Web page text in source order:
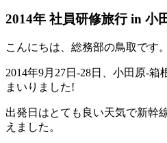
2014年 社員研修旅行 in 小
こんにちは、総務部の鳥取です。
2014年9月27日-28日、小田原-
まいりました!
出発日はとても良い天気で新幹
えました。